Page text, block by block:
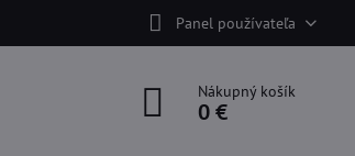
Panel používateľa
Nákupný košík
0 €